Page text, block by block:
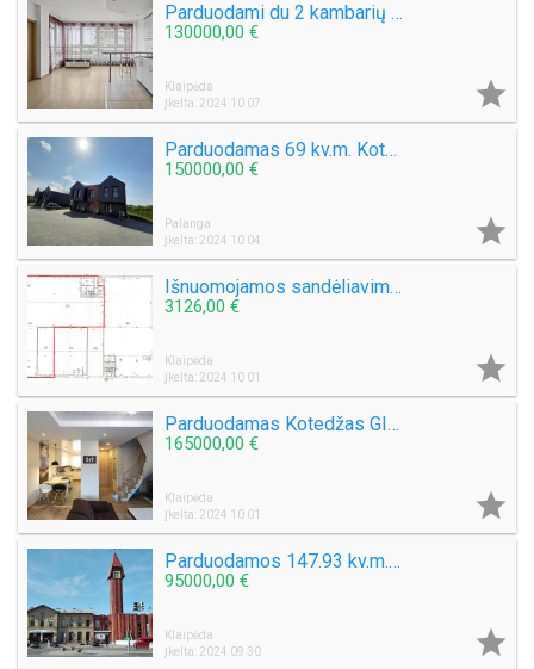
Parduodami du 2 kambarių butai Panevėžio g. 25b Klaipėda 49 kv.m.
130000,00 €
Klaipėda
Įkelta: 2024 10 07

Parduodamas 69 kv.m. Kotedžas Monciškėse Baltų g. A++ klasė
150000,00 €
Palanga
Įkelta: 2024 10 04

Išnuomojamos sandėliavimui-gamybai-prekybai tinkančios 625.36 kv.m., ploto patalpos Klaipėdoje, Šilutės pl,
3126,00 €
Klaipėda
Įkelta: 2024 10 01

Parduodamas Kotedžas GINDULIUOSE Žolyno g. Bendras plotas 100 kv. m Sklypo plotas 1.8 arai Statyba 2014
165000,00 €
Klaipėda
Įkelta: 2024 10 01

Parduodamos 147.93 kv.m. Kavinės - prekybinės patalpos Priestočio g.
95000,00 €
Klaipėda
Įkelta: 2024 09 30
